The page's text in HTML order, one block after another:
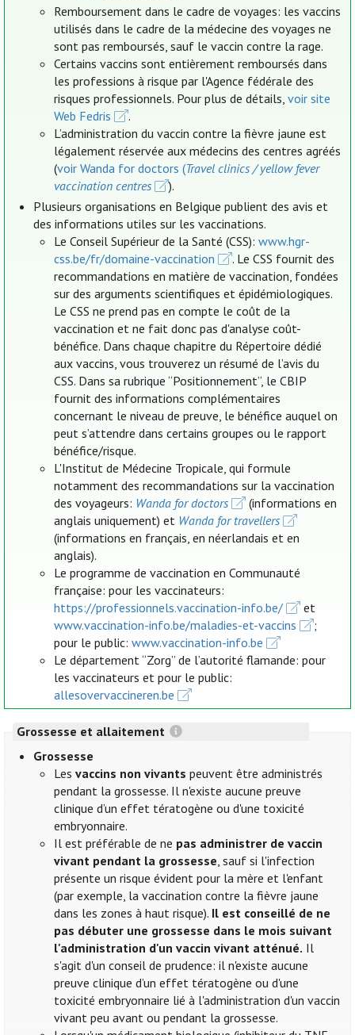
Remboursement dans le cadre de voyages: les vaccins
utilisés dans le cadre de la médecine des voyages ne
sont pas remboursés, sauf le vaccin contre la rage.
Certains vaccins sont entièrement remboursés dans
les professions à risque par l'Agence fédérale des
risques professionnels. Pour plus de détails,voir site
Web Fedris
.
L’administration du vaccin contre la fièvre jaune est
légalement réservée aux médecins des centres agréés
(voir Wanda for doctors (Travel clinics / yellow fever
vaccination centres
).
Plusieurs organisations en Belgique publient des avis et
des informations utiles sur les vaccinations.
Le Conseil Supérieur de la Santé (CSS):www.hgr-
css.be/fr/domaine-vaccination
. Le CSS fournit des
recommandations en matière de vaccination, fondées
sur des arguments scientifiques et épidémiologiques.
Le CSS ne prend pas en compte le coût de la
vaccination et ne fait donc pas d'analyse coût-
bénéfice. Dans chaque chapitre du Répertoire dédié
aux vaccins, vous trouverez un résumé de l’avis du
CSS. Dans sa rubrique “Positionnement”, le CBIP
fournit des informations complémentaires
concernant le niveau de preuve, le bénéfice auquel on
peut s’attendre dans certains groupes ou le rapport
bénéfice/risque.
L'Institut de Médecine Tropicale, qui formule
notamment des recommandations sur la vaccination
des voyageurs: Wanda for doctors
(informations en
anglais uniquement) et Wanda for travellers
(informations en français, en néerlandais et en
anglais).
Le programme de vaccination en Communauté
française: pour les vaccinateurs:
https://professionnels.vaccination-info.be/
et
www.vaccination-info.be/maladies-et-vaccins
;
pour le public:www.vaccination-info.be
Le département “Zorg” de l’autorité flamande: pour
les vaccinateurs et pour le public:
allesovervaccineren.be
Grossesse et allaitement
Grossesse
Lesvaccins non vivants peuvent être administrés
pendant la grossesse. Il n'existe aucune preuve
clinique d’un effet tératogène ou d'une toxicité
embryonnaire.
Il est préférable de ne pas administrer de vaccin
vivant pendant la grossesse, sauf si l'infection
présente un risque évident pour la mère et l'enfant
(par exemple, la vaccination contre la fièvre jaune
dans les zones à haut risque). Il est conseillé de ne
pas débuter une grossesse dans le mois suivant
l'administration d'un vaccin vivant atténué. Il
s'agit d'un conseil de prudence: il n'existe aucune
preuve clinique d’un effet tératogène ou d'une
toxicité embryonnaire lié à l'administration d'un vaccin
vivant peu avant ou pendant la grossesse.